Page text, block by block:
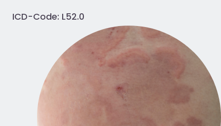
ICD-Code: L52.0